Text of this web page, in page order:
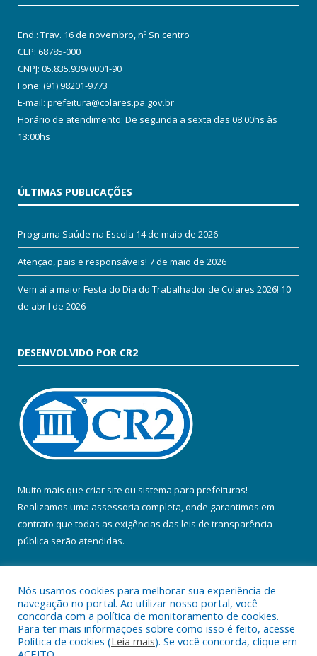
End.: Trav. 16 de novembro, nº Sn centro
CEP: 68785-000
CNPJ: 05.835.939/0001-90
Fone: (91) 98201-9773
E-mail: prefeitura@colares.pa.gov.br
Horário de atendimento: De segunda a sexta das 08:00hs às
13:00hs
ÚLTIMAS PUBLICAÇÕES
Programa Saúde na Escola 14 de maio de 2026
Atenção, pais e responsáveis! 7 de maio de 2026
Vem aí a maior Festa do Dia do Trabalhador de Colares 2026! 10
de abril de 2026
DESENVOLVIDO POR CR2
Muito mais que criar site ou sistema para prefeituras!
Realizamos uma assessoria completa, onde garantimos em
contrato que todas as exigências das leis de transparência
pública serão atendidas.
Todos os direitos reservados a Prefeitura Municipal de Colares.
Nós usamos cookies para melhorar sua experiência de
navegação no portal. Ao utilizar nosso portal, você
concorda com a política de monitoramento de cookies.
Para ter mais informações sobre como isso é feito, acesse
Política de cookies (Leia mais). Se você concorda, clique em